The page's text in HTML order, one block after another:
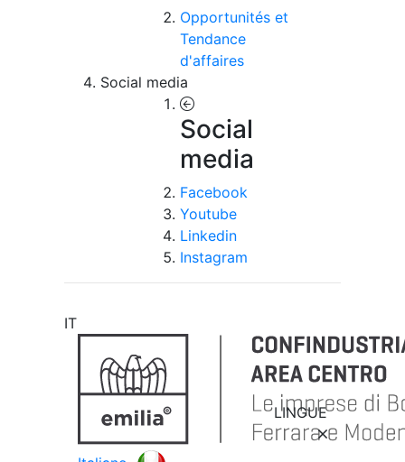
Opportunités et
Tendance
d'affaires
Social media
Social
media
Facebook
Youtube
Linkedin
Instagram
IT
LINGUE